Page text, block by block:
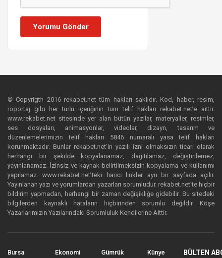
Yorumu Gönder
© Copyrigth 2016 rekabet.net tüm hakları saklıdır. Kod, haber, resim,
röportaj gibi her türlü içeriğinin tüm telif hakları rekabet.net’e aittir.
www.rekabet.net sitesinde yer alan bütün yazılar, materyaller, resimler,
ses dosyaları, animasyonlar, videolar, dizayn, tasarım ve
düzenlemelerimizin telif hakları 5846 numaralı yasa telif hakları
korunmaktadır. Bunlar rekabet.net’in yazılı izni olmaksızın ticari olarak
herhangi bir şekilde kopyalanamaz, dağıtılamaz, değiştirilemez,
yayınlanamaz. İzinsiz ve kaynak belirtilmeksizin kopyalama ve kullanımı
yapılamaz. www.rekabet.net’teki harici linkler ayrı bir sayfada açılır.
Yayınlanan yazı ve yorumlardan yazarları sorumludur. rekabet.net’te hiçbir
bildirim yapmadan, herhangi bir zaman değişikliğe gidebilir. Bu sitedeki
bilgilerden kaynaklı hataların hiçbirinden sorumlu değildir. Köşe
Yazarlarımızın Yazılarındaki Sorumluluk Kendilerine Aittir.
Bursa
Ekonomi
Gümrük
Künye
BÜLTEN